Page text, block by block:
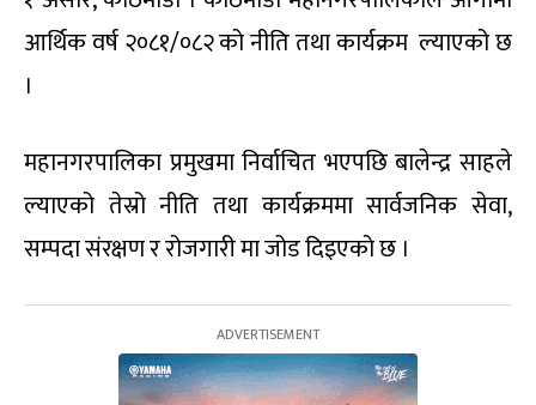
आर्थिक वर्ष २०८१/०८२ को नीति तथा कार्यक्रम ल्याएको छ
।
महानगरपालिका प्रमुखमा निर्वाचित भएपछि बालेन्द्र साहले
ल्याएको तेस्रो नीति तथा कार्यक्रममा सार्वजनिक सेवा,
सम्पदा संरक्षण र रोजगारी मा जोड दिइएको छ ।